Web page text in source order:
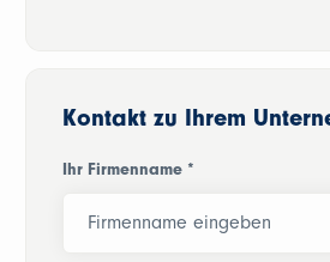
Kontakt zu Ihrem
Ihr Firmenname *